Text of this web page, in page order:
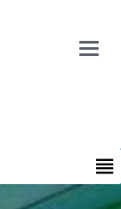
Main